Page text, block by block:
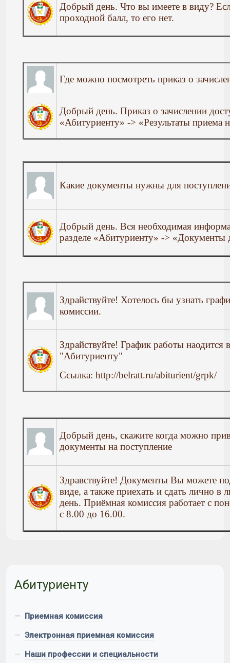
Добрый день. Что вы имеете в виду?
проходной балл, то его нет.
Где можно посмотреть приказ о
Добрый день. Приказ о зачислении
«Абитуриенту» -> «Результаты приема
Какие документы нужны для
Добрый день. Вся необходимая
разделе «Абитуриенту» -> «Документы
Здрайствуйте! Хотелось бы узнать
комиссии.
Здрайствуйте! График работы наодится
"Абитуриенту"
Ссылка: http://belratt.ru/abiturient/grpk/
Добрый день, скажите когда можно
документы на
Здравствуйте! Документы Вы можете
виде, а также приехать и сдать лично
день. Приёмная комиссия работает с
с 8.00 до 16.00.
Абитуриенту
— Приемная комиссия
— Электронная приемная комиссия
— Наши профессии и специальности